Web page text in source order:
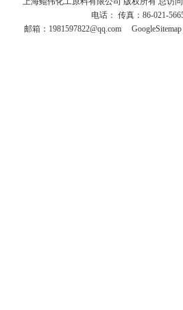
电话： 传真：86-021-
邮箱： 1981597822@qq.com GoogleSitemap